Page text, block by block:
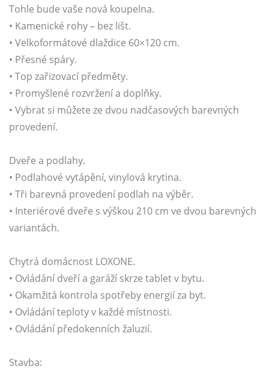
Tohle bude vaše nová koupelna.
• Kamenické rohy – bez lišt.
• Velkoformátové dlaždice 60×120 cm.
• Přesné spáry.
• Top zařizovací předměty.
• Promyšlené rozvržení a doplňky.
• Vybrat si můžete ze dvou nadčasových barevných
provedení.
Dveře a podlahy.
• Podlahové vytápění, vinylová krytina.
• Tři barevná provedení podlah na výběr.
• Interiérové dveře s výškou 210 cm ve dvou barevných
variantách.
Chytrá domácnost LOXONE.
• Ovládání dveří a garáží skrze tablet v bytu.
• Okamžitá kontrola spotřeby energií za byt.
• Ovládání teploty v každé místnosti.
• Ovládání předokenních žaluzií.
Stavba: